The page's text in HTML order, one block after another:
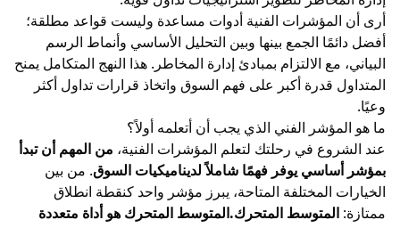
أرى أن المؤشرات الفنية أدوات مساعدة وليست قواعد مطلقة؛
أفضل دائمًا الجمع بينها وبين التحليل الأساسي وأنماط الرسم
البياني، مع الالتزام بمبادئ إدارة المخاطر. هذا النهج المتكامل يمنح
المتداول قدرة أكبر على فهم السوق واتخاذ قرارات تداول أكثر
وعيًا.
ما هو المؤشر الفني الذي يجب أن أتعلمه أولاً؟
عند الشروع في رحلتك لتعلم المؤشرات الفنية، من المهم أن تبدأ
بمؤشر أساسي يوفر فهمًا شاملاً لديناميكيات السوق. من بين
الخيارات المختلفة المتاحة، يبرز مؤشر واحد كنقطة انطلاق
ممتازة: المتوسط المتحرك.المتوسط المتحرك هو أداة متعددة